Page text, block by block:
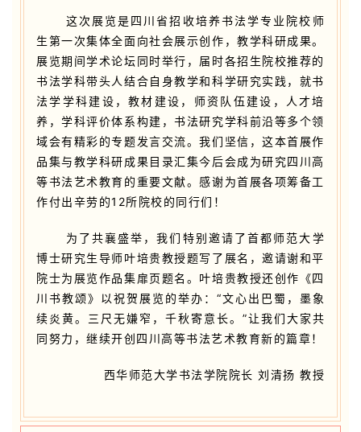
这次展览是四川省招收培养书法学专业院校师
生第一次集体全面向社会展示创作，教学科研成果。
展览期间学术论坛同时举行，届时各招生院校推荐的
书法学科带头人结合自身教学和科学研究实践，就书
法学学科建设，教材建设，师资队伍建设，人才培
养，学科评价体系构建，书法研究学科前沿等多个领
域会有精彩的专题发言交流。我们坚信，这本首展作
品集与教学科研成果目录汇集今后会成为研究四川高
等书法艺术教育的重要文献。感谢为首展各项筹备工
作付出辛劳的12所院校的同行们！
为了共襄盛举，我们特别邀请了首都师范大学
博士研究生导师叶培贵教授题写了展名，邀请谢和平
院士为展览作品集扉页题名。叶培贵教授还创作《四
川书教颂》以祝贺展览的举办：“文心出巴蜀，墨象
续炎黄。三尺无嫌窄，千秋寄意长。”让我们大家共
同努力，继续开创四川高等书法艺术教育新的篇章！
西华师范大学书法学院院长 刘清扬 教授